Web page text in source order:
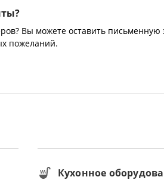
Вы можете оставить
пожеланий.
Кухонное